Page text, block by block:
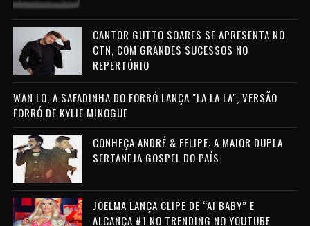
CANTOR GUTTO SOARES SE APRESENTA NO
CTN, COM GRANDES SUCESSOS NO
REPERTÓRIO
WAN LO, A SAFADINHA DO FORRÓ LANÇA "LA LA LA", VERSÃO
FORRÓ DE KYLIE MINOGUE
CONHEÇA ANDRÉ & FELIPE: A MAIOR DUPLA
SERTANEJA GOSPEL DO PAÍS
JOELMA LANÇA CLIPE DE “AI BABY” E
ALCANÇA #1 NO TRENDING NO YOUTUBE